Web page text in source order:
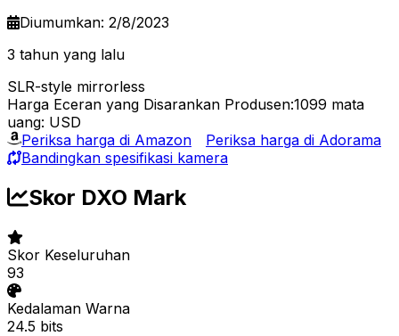
Diumumkan: 2/8/2023
3 tahun yang lalu
SLR-style mirrorless
Harga Eceran yang Disarankan Produsen:1099 mata
uang: USD
Periksa harga di Amazon
Periksa harga di Adorama
Bandingkan spesifikasi kamera
Skor DXO Mark
Skor Keseluruhan
93
Kedalaman Warna
24.5 bits